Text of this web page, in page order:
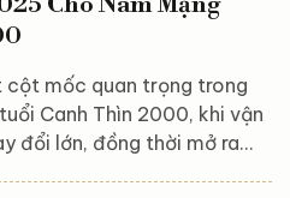
cột mốc quan trọng trong
Canh Thìn 2000, khi vận
đổi lớn, đồng thời mở ra